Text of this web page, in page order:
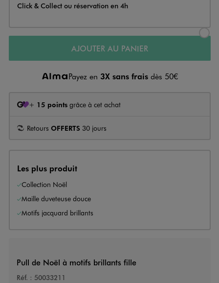
Click & Collect ou réservation en 4h
AJOUTER AU PANIER
Payez en 3X sans frais dès 50€
+ 15 points grâce à cet achat
Retours OFFERTS 30 jours
Les plus produit
Collection Noël
Maille duveteuse douce
Motifs jacquard brillants
Pull de Noël à motifs brillants fille
Réf. : 50033211